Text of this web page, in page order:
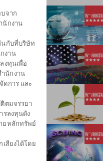
ยลงทุน
.ค. 2569
นของกองทุน
จาก
นักงาน
นกับที่บริษัท
งาน
งทุนเพื่อ
นักงาน
การ และ
ตมจรรยา
รลงทุนดัง
ยหลักทรัพย์
สียงได้โดย